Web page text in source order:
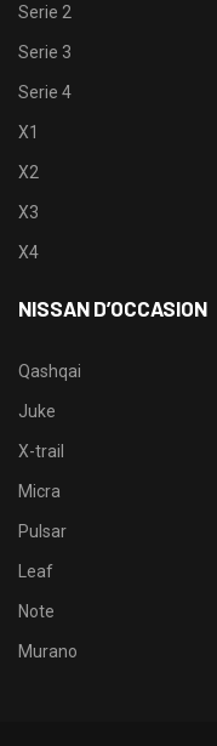
Serie 2
Serie 3
Serie 4
X1
X2
X3
X4
NISSAN D’OCCASION
Qashqai
Juke
X-trail
Micra
Pulsar
Leaf
Note
Murano